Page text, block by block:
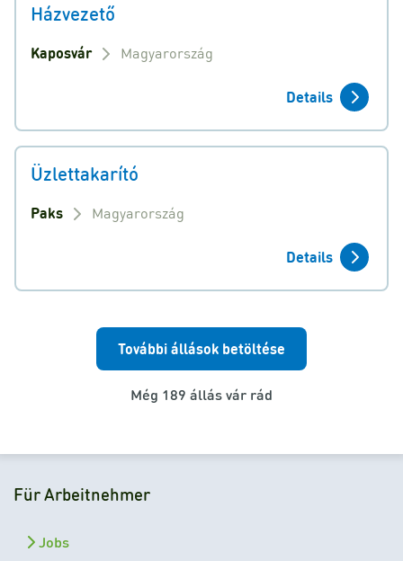
Házvezető
Kaposvár Magyarország
Details
Üzlettakarító
Paks Magyarország
Details
További állások betöltése
Még 189 állás vár rád
Für Arbeitnehmer
Jobs